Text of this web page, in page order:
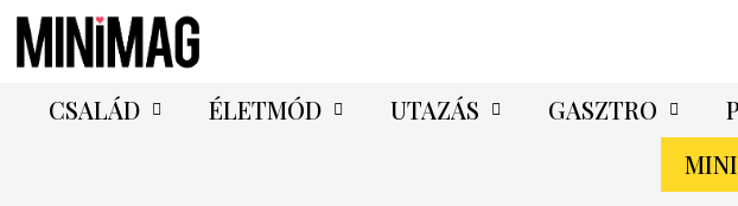
CSALÁD ÉLETMÓD UTAZÁS GASZTRO